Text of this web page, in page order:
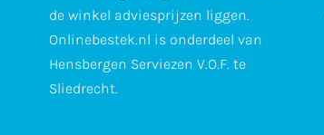
de winkel adviesprijzen liggen.
Onlinebestek.nl is onderdeel van
Hensbergen Serviezen V.O.F. te
Sliedrecht.